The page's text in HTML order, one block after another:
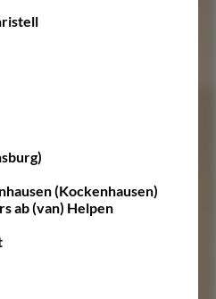
(Kockenhausen)
ab (van) Helpen